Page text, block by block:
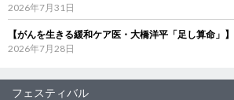
2026年7月31日
【がんを生きる緩和ケア医・大橋洋平「足し算命」
2026年7月28日
フェスティバル